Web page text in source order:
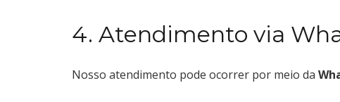
4. Atendimento via
Nosso atendimento pode ocorrer por meio da